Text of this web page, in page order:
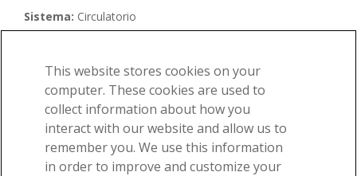
Sistema: Circulatorio
Función: Juntas, las arterias pulmonares transportan
sangre desoxigenada del ventrículo derecho a los
pulmones.
Patologías: Diabetes tipo 1, diabetes tipo 2
This website stores cookies on your
computer. These cookies are used to
collect information about how you
interact with our website and allow us to
remember you. We use this information
in order to improve and customize your